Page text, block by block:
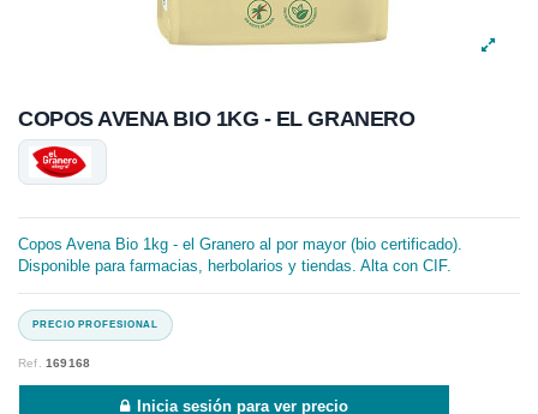
COPOS AVENA BIO 1KG - EL GRANERO
Copos Avena Bio 1kg - el Granero al por mayor (bio certificado).
Disponible para farmacias, herbolarios y tiendas. Alta con CIF.
Ref.169168
Inicia sesión para ver precio